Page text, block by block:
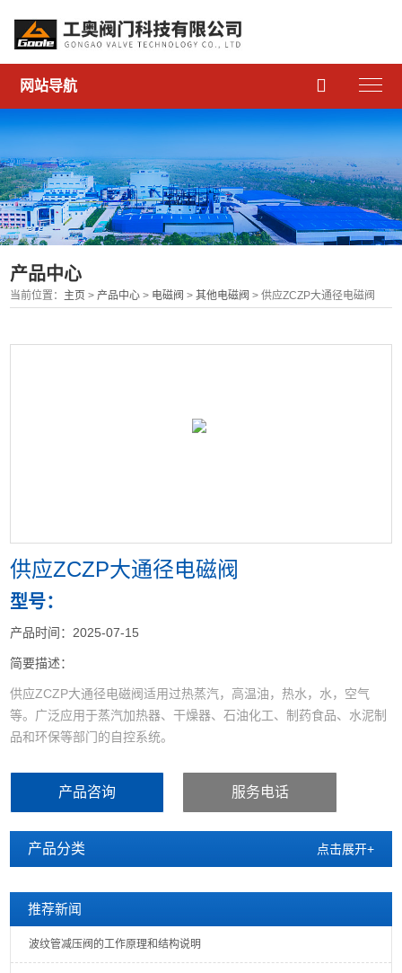
网站导航 
产品中心
当前位置： 主页 > 产品中心 > 电磁阀 >其他电磁阀 > 供应ZCZP大通径电磁阀
供应ZCZP大通径电磁阀
型号：
产品时间：2025-07-15
简要描述：
供应ZCZP大通径电磁阀适用过热蒸汽，高温油，热水，水，空气
等。广泛应用于蒸汽加热器、干燥器、石油化工、制药食品、水泥制
品和环保等部门的自控系统。
产品咨询 服务电话
产品分类 点击展开+
推荐新闻
波纹管减压阀的工作原理和结构说明